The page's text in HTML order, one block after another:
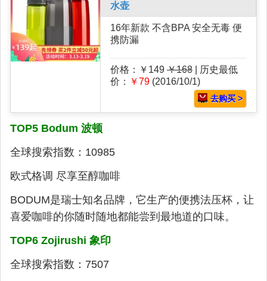
水壶
16年新款 不含BPA 安全无毒 便
携防漏
价格：￥149 ￥168 | 历史最低
价：
￥79 (2016/10/1)
去购买 >
TOP5 Bodum 波顿
全球搜索指数：10985
欧式格调 尽享至醇咖啡
BODUM是瑞士知名品牌，它生产的便携法压杯，让
喜爱咖啡的你随时随地都能尝到最地道的口味。
TOP6 Zojirushi 象印
全球搜索指数：7507